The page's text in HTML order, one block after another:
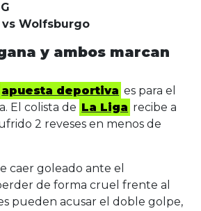
vs Wolfsburgo
y ambos marcan
apuesta deportiva es para el
El colista de La Liga recibe a
2 reveses en menos de
caer goleado ante el
de forma cruel frente al
pueden acusar el doble golpe,